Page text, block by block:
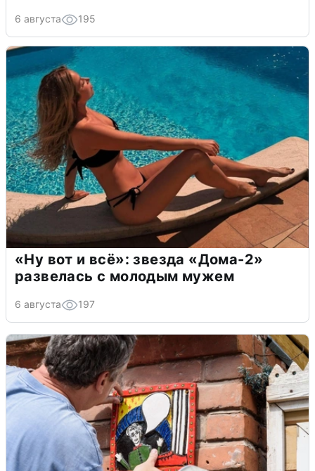
6 августа 195
«Ну вот и всё»: звезда «Дома-2»
развелась с молодым мужем
6 августа 197